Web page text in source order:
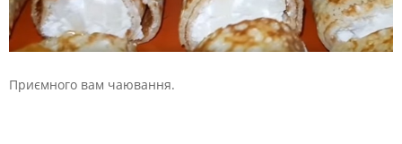
Приємного вам чаювання.